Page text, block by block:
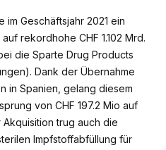
Geschäftsjahr 2021 ein
rekordhohe CHF 1.102 Mrd.
die Sparte Drug Products
Dank der Übernahme
in Spanien, gelang diesem
von CHF 197.2 Mio auf
trug auch die
Impfstoffabfüllung für